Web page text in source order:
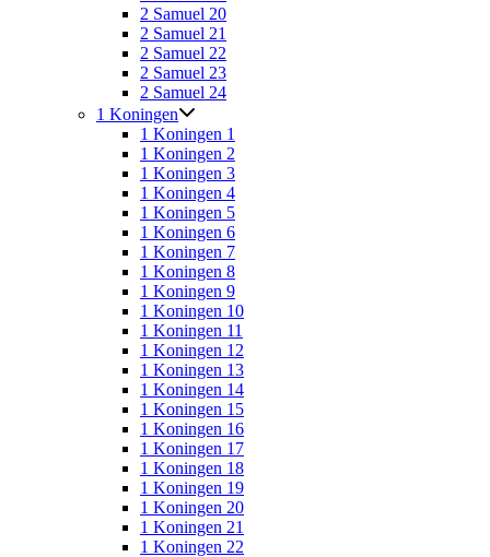
2 Samuel 20
2 Samuel 21
2 Samuel 22
2 Samuel 23
2 Samuel 24
1 Koningen
1 Koningen 1
1 Koningen 2
1 Koningen 3
1 Koningen 4
1 Koningen 5
1 Koningen 6
1 Koningen 7
1 Koningen 8
1 Koningen 9
1 Koningen 10
1 Koningen 11
1 Koningen 12
1 Koningen 13
1 Koningen 14
1 Koningen 15
1 Koningen 16
1 Koningen 17
1 Koningen 18
1 Koningen 19
1 Koningen 20
1 Koningen 21
1 Koningen 22